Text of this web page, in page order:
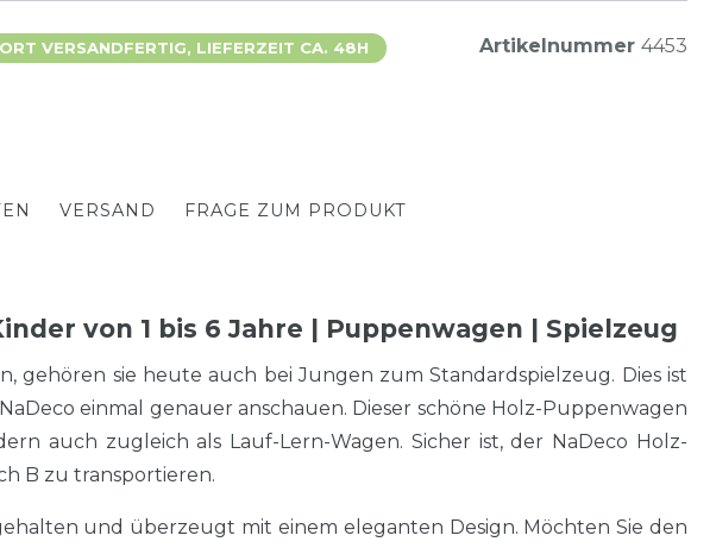
VERSANDFERTIG, LIEFERZEIT CA. 48H Artikelnummer 4453
VERSAND FRAGE ZUM PRODUKT
von 1 bis 6 Jahre | Puppenwagen | Spielzeug
sie heute auch bei Jungen zum Standardspielzeug. Dies ist
einmal genauer anschauen. Dieser schöne Holz-Puppenwagen
auch zugleich als Lauf-Lern-Wagen. Sicher ist, der NaDeco Holz-
B zu transportieren.
und überzeugt mit einem eleganten Design. Möchten Sie den